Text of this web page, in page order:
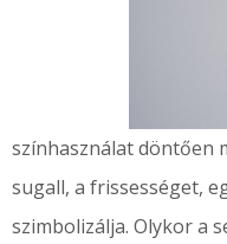
színhasználat döntően
sugall, a frissességet,
szimbolizálja. Olykor a